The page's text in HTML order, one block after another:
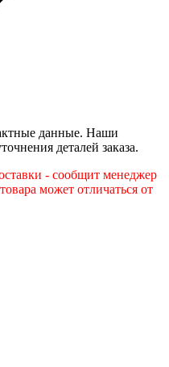
данные. Наши
деталей заказа.
- сообщит менеджер
может отличаться от